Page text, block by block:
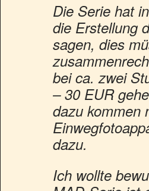
Die Serie hat
die Erstellung
sagen, dies
bei ca. zwei
– 30 EUR
dazu kommen
dazu.
Ich wollte